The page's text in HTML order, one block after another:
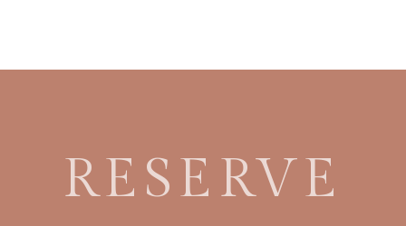
RESERVE